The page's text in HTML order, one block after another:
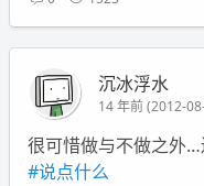
沉冰浮水
14 年前 (2012-
很可惜做与不做之外
#说点什么